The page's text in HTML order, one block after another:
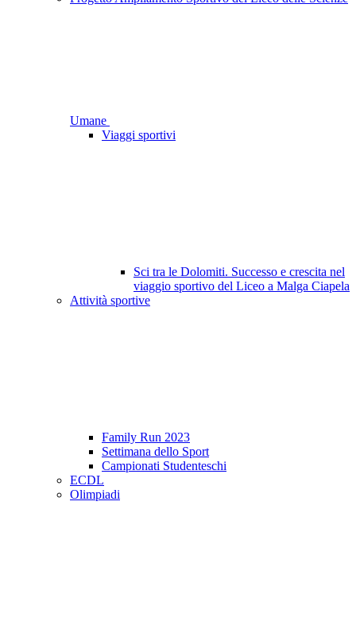
Umane
Viaggi sportivi
Sci tra le Dolomiti. Successo e crescita nel
viaggio sportivo del Liceo a Malga Ciapela
Attività sportive
Family Run 2023
Settimana dello Sport
Campionati Studenteschi
ECDL
Olimpiadi